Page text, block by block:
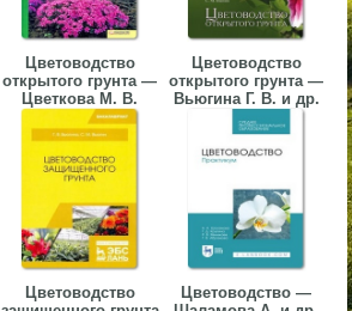
Цветоводство
открытого грунта —
Цветкова М. В.
Цветоводство
открытого грунта —
Вьюгина Г. В. и др.
Цветоводство
Цветоводство —